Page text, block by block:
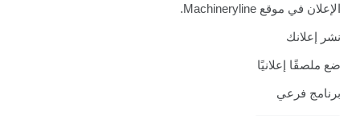
الإعلان في موقع Machineryline.
نشر إعلانك
ضع ملصقًا إعلانيًا
برنامج فرعي